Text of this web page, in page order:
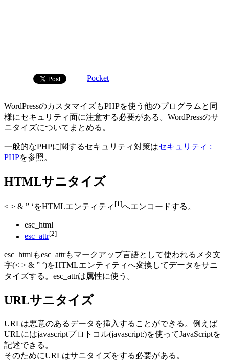
Pocket
WordPressのカスタマイズもPHPを使う他のプログラムと同
様にセキュリティ面に注意する必要がある。WordPressのサ
ニタイズについてまとめる。
一般的なPHPに関するセキュリティ対策はセキュリティ :
PHPを参照。
HTMLサニタイズ
< > & ” ‘をHTMLエンティティ [1]へエンコードする。
esc_html
esc_attr[2]
esc_htmlもesc_attrもマークアップ言語として使われるメタ文
字(< > & ” ‘)をHTMLエンティティへ変換してデータをサニ
タイズする。esc_attrは属性に使う。
URLサニタイズ
URLは悪意のあるデータを挿入することができる。例えば
URLにはjavascriptプロトコル(javascript:)を使ってJavaScriptを
記述できる。
そのためにURLはサニタイズをする必要がある。